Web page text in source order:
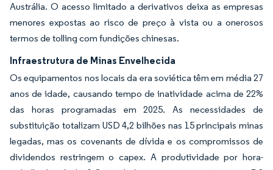
Austrália. O acesso limitado a derivativos deixa as empresas
menores expostas ao risco de preço à vista ou a onerosos
termos de tolling com fundições chinesas.
Infraestrutura de Minas Envelhecida
Os equipamentos nos locais da era soviética têm em média 27
anos de idade, causando tempo de inatividade acima de 22%
das horas programadas em 2025. As necessidades de
substituição totalizam USD 4,2 bilhões nas 15 principais minas
legadas, mas os covenants de dívida e os compromissos de
dividendos restringem o capex. A produtividade por hora-